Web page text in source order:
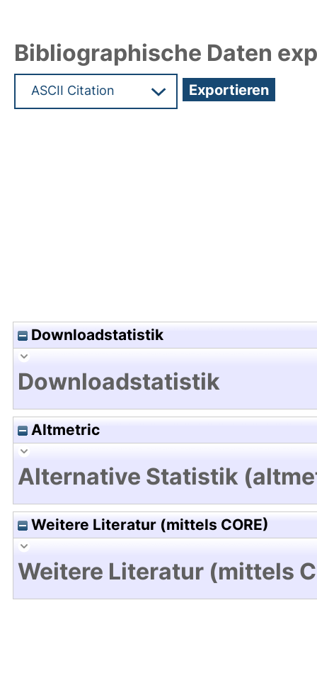
Bibliographische Daten
Downloadstatistik
Downloadstatistik
Altmetric
Alternative Statistik
Weitere Literatur (mittels CORE)
Weitere Literatur (mittels